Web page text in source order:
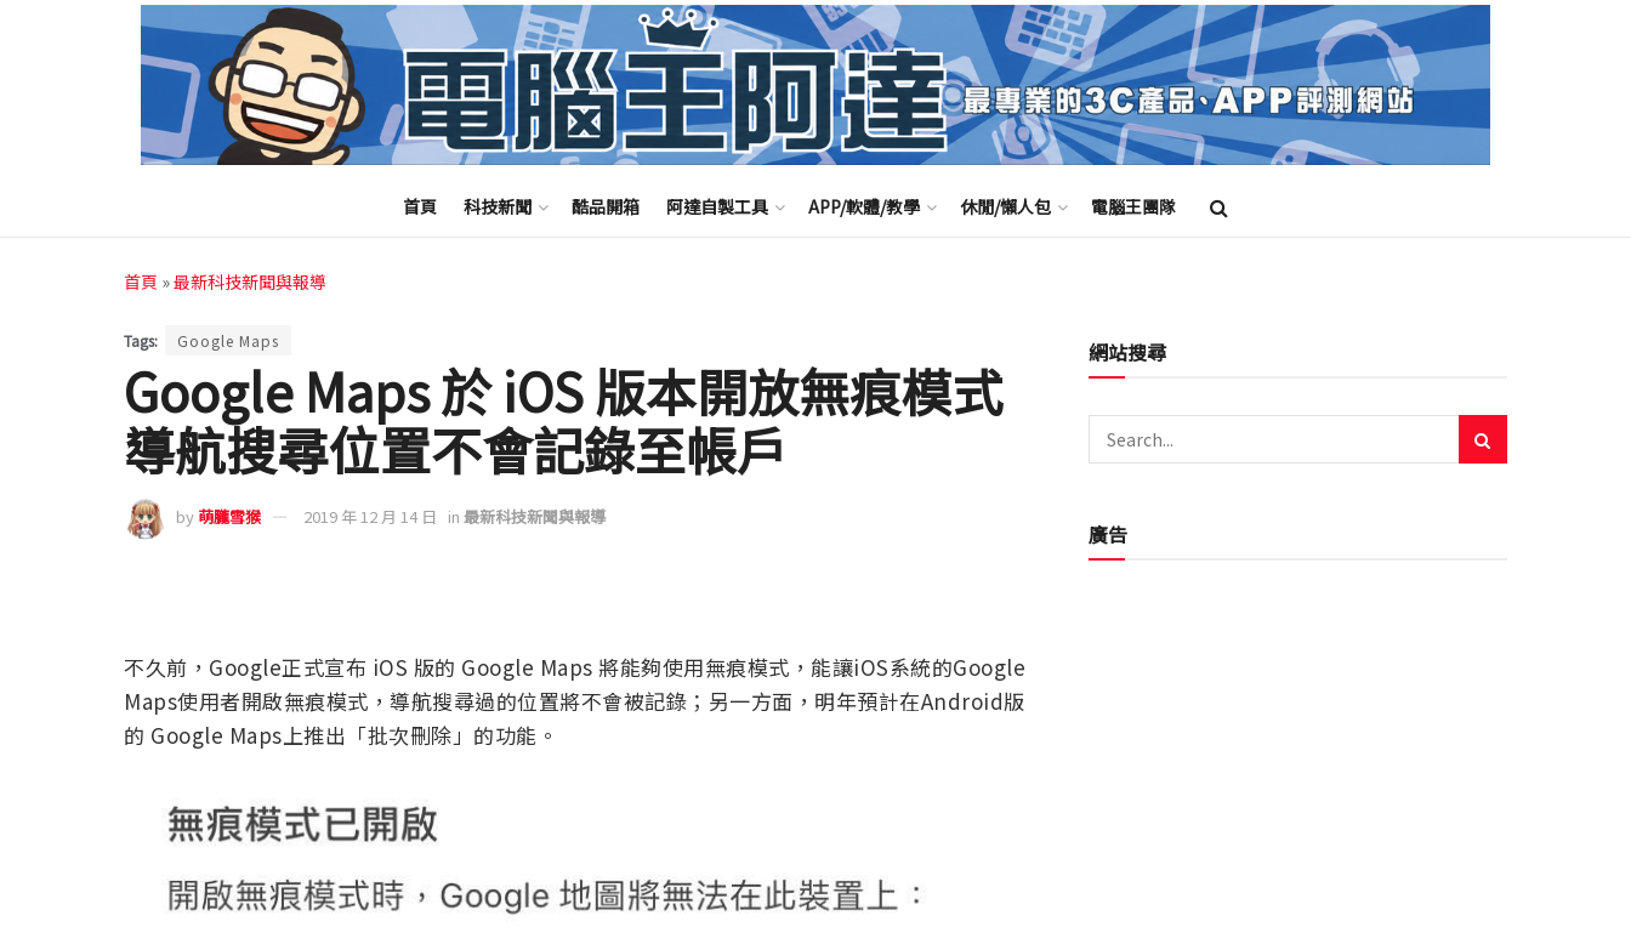
首頁 科技新聞 酷品開箱 阿達自製工具 APP/軟體/教學 休閒/懶人包 電腦王團隊
首頁 »最新科技新聞與報導
Tags: Google Maps
Google Maps 於 iOS 版本開放無痕模式
導航搜尋位置不會記錄至帳戶
by 萌朧雪猴 2019 年 12 月 14 日 in 最新科技新聞與報導
不久前，Google正式宣布 iOS 版的 Google Maps 將能夠使用無痕模式，能讓iOS系統的Google
Maps使用者開啟無痕模式，導航搜尋過的位置將不會被記錄；另一方面，明年預計在Android版
的 Google Maps上推出「批次刪除」的功能。
網站搜尋
廣告